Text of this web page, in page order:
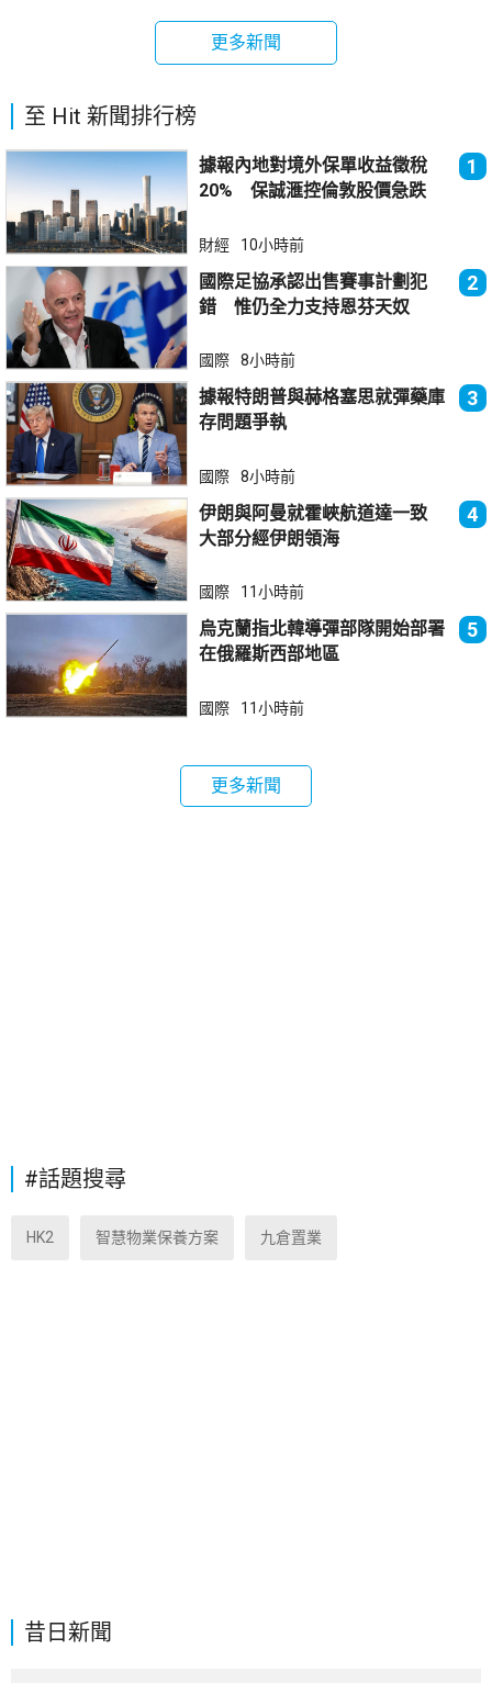
昔日新聞
更多新聞
至 Hit 新聞排行榜
據報內地對境外保單收益徵稅
20% 保誠滙控倫敦股價急跌
1
財經 10小時前
國際足協承認出售賽事計劃犯
錯 惟仍全力支持恩芬天奴
2
國際 8小時前
據報特朗普與赫格塞思就彈藥庫
存問題爭執
3
國際 8小時前
伊朗與阿曼就霍峽航道達一致
大部分經伊朗領海
4
國際 11小時前
烏克蘭指北韓導彈部隊開始部署
在俄羅斯西部地區
5
國際 11小時前
更多新聞
#話題搜尋
HK2 智慧物業保養方案 九倉置業